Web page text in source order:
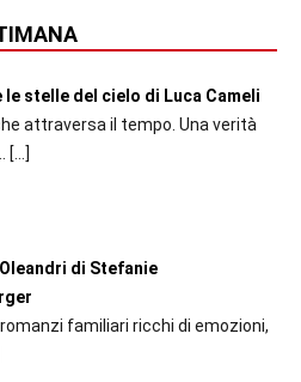
le stelle del cielo di Luca Cameli
attraversa il tempo. Una verità
[…]
di Stefanie
familiari ricchi di emozioni,